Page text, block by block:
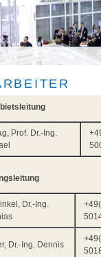
Prof. Dr.-Ing.
Dr.-Ing.
Dr.-Ing. Dennis